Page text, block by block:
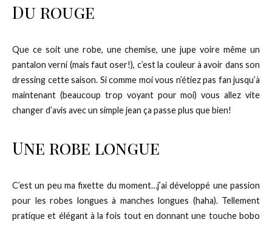
Du rouge
Que ce soit une robe, une chemise, une jupe voire même un
pantalon verni (mais faut oser!), c’est la couleur à avoir dans son
dressing cette saison. Si comme moi vous n’étiez pas fan jusqu’à
maintenant (beaucoup trop voyant pour moi) vous allez vite
changer d’avis avec un simple jean ça passe plus que bien!
Une robe longue
C’est un peu ma fixette du moment…j’ai développé une passion
pour les robes longues à manches longues (haha). Tellement
pratique et élégant à la fois tout en donnant une touche bobo